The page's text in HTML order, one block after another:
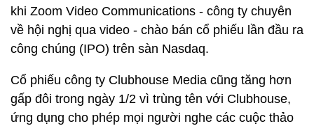
khi Zoom Video Communications - công ty chuyên
về hội nghị qua video - chào bán cổ phiếu lần đầu ra
công chúng (IPO) trên sàn Nasdaq.
Cổ phiếu công ty Clubhouse Media cũng tăng hơn
gấp đôi trong ngày 1/2 vì trùng tên với Clubhouse,
ứng dụng cho phép mọi người nghe các cuộc thảo